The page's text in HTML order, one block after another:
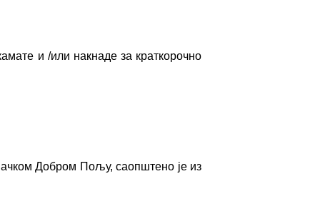
и /или накнаде за краткорочно
Добром Пољу, саопштено је из